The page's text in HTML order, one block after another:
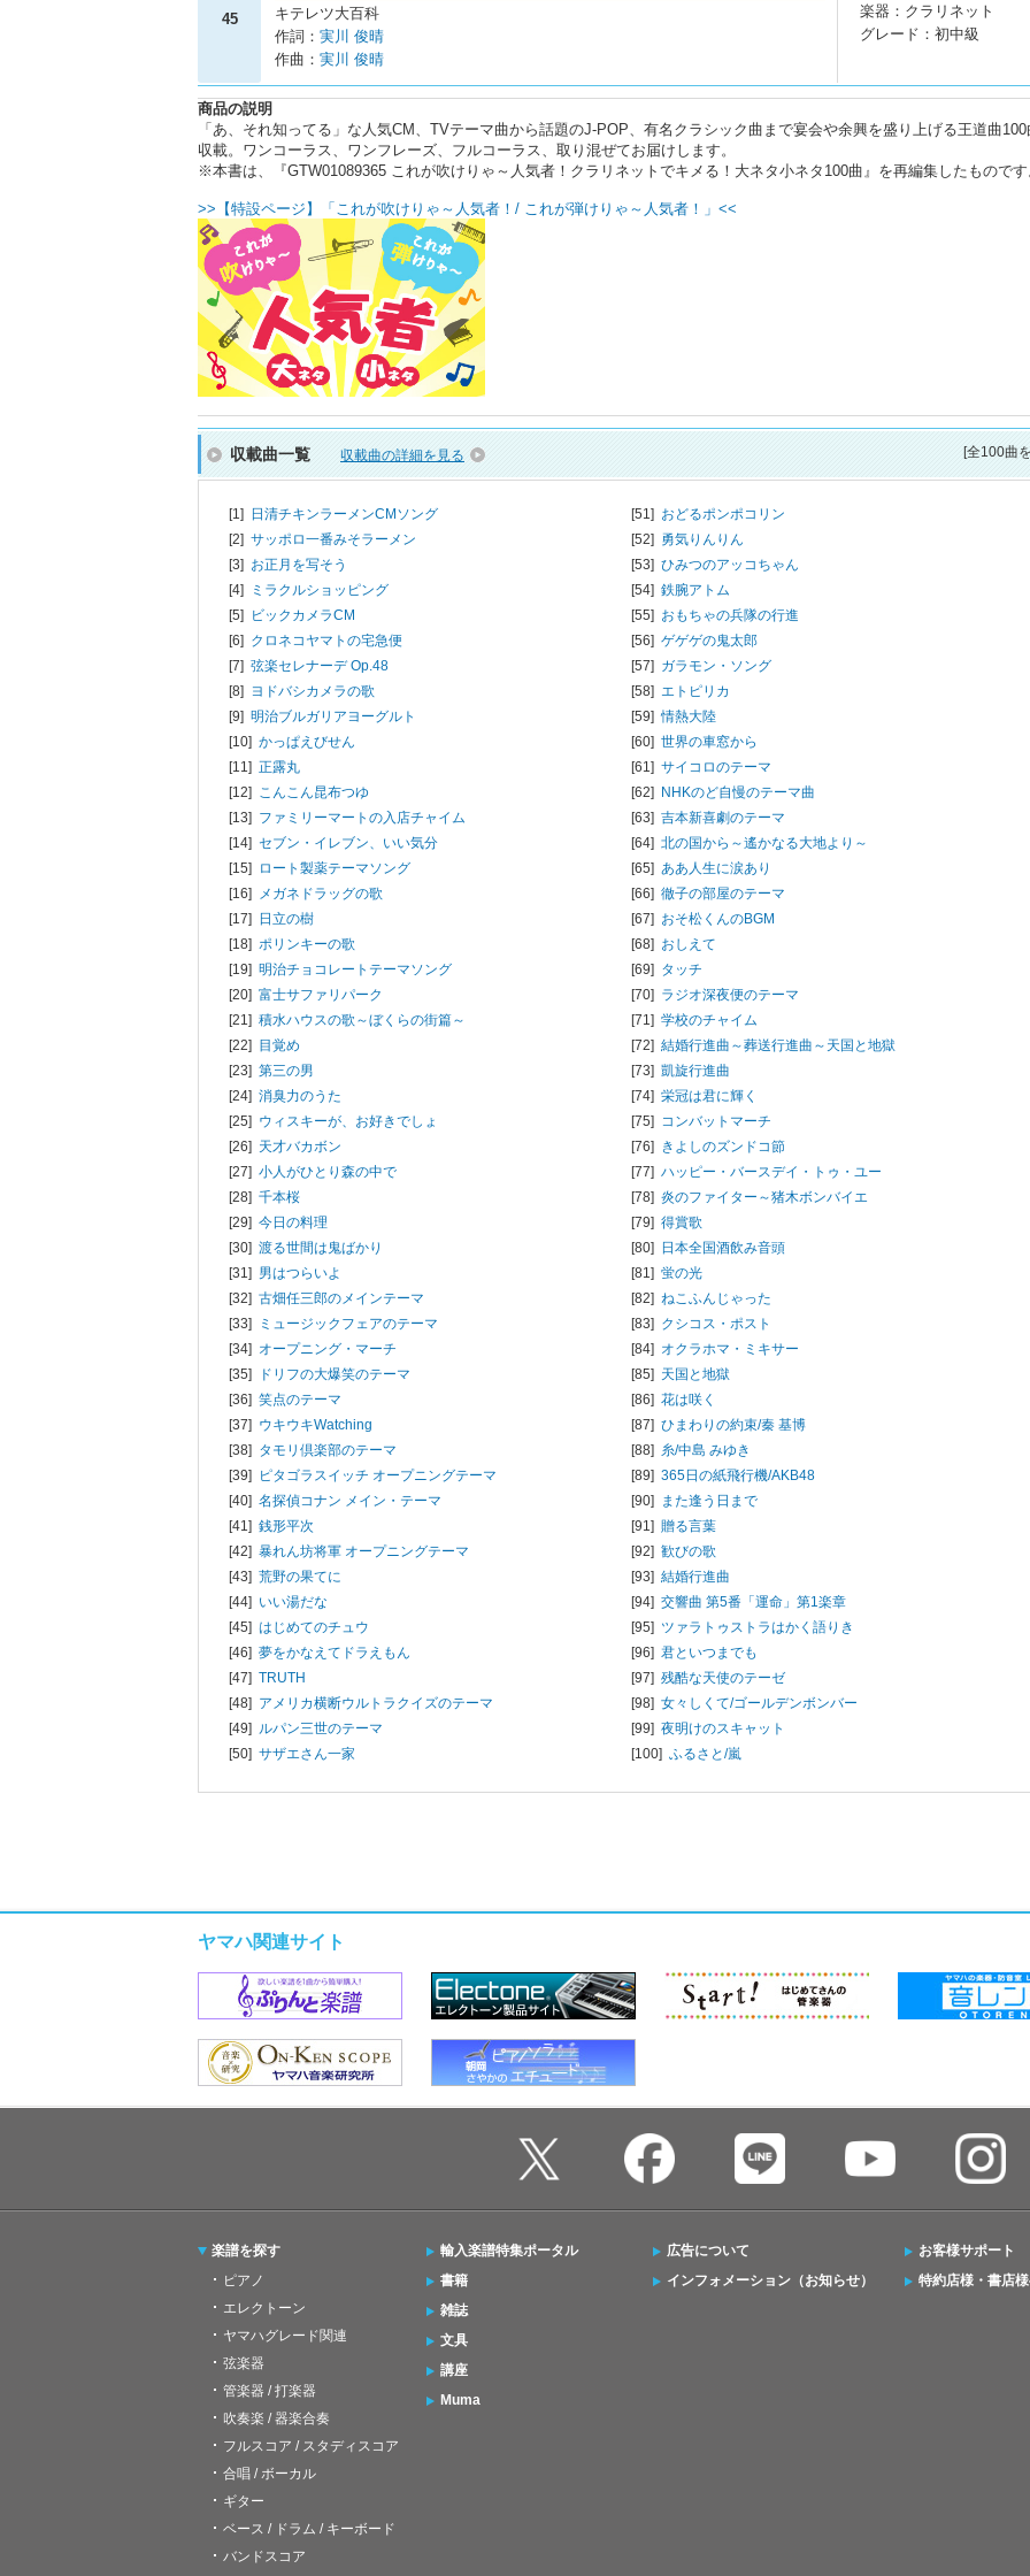
45
キテレツ大百科
作詞： 実川 俊晴
作曲： 実川 俊晴
楽器：クラリネット
グレード：初中級
商品の説明
「あ、それ知ってる」な人気CM、TVテーマ曲から話題のJ-POP、有名クラシック曲まで宴会や余興を盛り上げる王道曲100
収載。ワンコーラス、ワンフレーズ、フルコーラス、取り混ぜてお届けします。
※本書は、『GTW01089365 これが吹けりゃ～人気者！クラリネットでキメる！大ネタ小ネタ100曲』を再編集したものです
>>【特設ページ】「これが吹けりゃ～人気者！/ これが弾けりゃ～人気者！」<<
収載曲一覧 収載曲の詳細を見る [全100曲
[1]
日清チキンラーメンCMソング
[2] サッポロ一番みそラーメン
[3] お正月を写そう
[4]
ミラクルショッピング
[5]
ビックカメラCM
[6] クロネコヤマトの宅急便
[7] 弦楽セレナーデ Op.48
[8] ヨドバシカメラの歌
[9] 明治ブルガリアヨーグルト
[10] かっぱえびせん
[11] 正露丸
[12] こんこん昆布つゆ
[13] ファミリーマートの入店チャイム
[14] セブン・イレブン、いい気分
[15]
ロート製薬テーマソング
[16]
メガネドラッグの歌
[17]
日立の樹
[18] ポリンキーの歌
[19] 明治チョコレートテーマソング
[20] 富士サファリパーク
[21] 積水ハウスの歌～ぼくらの街篇～
[22]
目覚め
[23] 第三の男
[24] 消臭力のうた
[25] ウィスキーが、お好きでしょ
[26] 天才バカボン
[27] 小人がひとり森の中で
[28] 千本桜
[29] 今日の料理
[30] 渡る世間は鬼ばかり
[31] 男はつらいよ
[32] 古畑任三郎のメインテーマ
[33]
ミュージックフェアのテーマ
[34] オープニング・マーチ
[35]
ドリフの大爆笑のテーマ
[36] 笑点のテーマ
[37] ウキウキWatching
[38] タモリ倶楽部のテーマ
[39]
ピタゴラスイッチ オープニングテーマ
[40] 名探偵コナン メイン・テーマ
[41] 銭形平次
[42] 暴れん坊将軍 オープニングテーマ
[43] 荒野の果てに
[44] いい湯だな
[45] はじめてのチュウ
[46] 夢をかなえてドラえもん
[47] TRUTH
[48] アメリカ横断ウルトラクイズのテーマ
[49] ルパン三世のテーマ
[50] サザエさん一家
[51] おどるポンポコリン
[52] 勇気りんりん
[53] ひみつのアッコちゃん
[54] 鉄腕アトム
[55] おもちゃの兵隊の行進
[56] ゲゲゲの鬼太郎
[57] ガラモン・ソング
[58] エトピリカ
[59]情熱大陸
[60] 世界の車窓から
[61] サイコロのテーマ
[62]
NHKのど自慢のテーマ曲
[63] 吉本新喜劇のテーマ
[64] 北の国から～遙かなる大地より～
[65] ああ人生に涙あり
[66] 徹子の部屋のテーマ
[67] おそ松くんのBGM
[68] おしえて
[69] タッチ
[70] ラジオ深夜便のテーマ
[71] 学校のチャイム
[72] 結婚行進曲～葬送行進曲～天国と地獄
[73] 凱旋行進曲
[74] 栄冠は君に輝く
[75] コンバットマーチ
[76] きよしのズンドコ節
[77] ハッピー・バースデイ・トゥ・ユー
[78] 炎のファイター～猪木ボンバイエ
[79] 得賞歌
[80]
日本全国酒飲み音頭
[81] 蛍の光
[82] ねこふんじゃった
[83] クシコス・ポスト
[84] オクラホマ・ミキサー
[85] 天国と地獄
[86] 花は咲く
[87] ひまわりの約束/秦 基博
[88] 糸/中島 みゆき
[89] 365日の紙飛行機/AKB48
[90]
また逢う日まで
[91] 贈る言葉
[92] 歓びの歌
[93] 結婚行進曲
[94] 交響曲 第5番「運命」第1楽章
[95] ツァラトゥストラはかく語りき
[96] 君といつまでも
[97] 残酷な天使のテーゼ
[98] 女々しくて/ゴールデンボンバー
[99] 夜明けのスキャット
[100] ふるさと/嵐
ヤマハ関連サイト
楽譜を探す
ピアノ
エレクトーン
ヤマハグレード関連
弦楽器
管楽器 / 打楽器
吹奏楽 / 器楽合奏
フルスコア / スタディスコア
合唱 / ボーカル
ギター
ベース / ドラム / キーボード
バンドスコア
輸入楽譜特集ポータル
書籍
雑誌
文具
講座
Muma
広告について
インフォメーション（お知らせ）
お客様サポート
特約店様・書店